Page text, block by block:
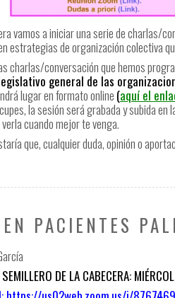
vamos a iniciar una serie de charlas/
estrategias de organización colectiva
charlas/conversación que hemos
general de las
lugar en formato online (aquí el
la sesión será grabada y subida
cuando mejor te venga.
que, cualquier duda, opinión o
PACIENTES
DE LA CABECERA: